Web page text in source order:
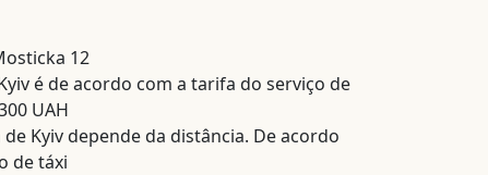
12
é de acordo com a tarifa do serviço de
UAH
Kyiv depende da distância. De acordo
de táxi